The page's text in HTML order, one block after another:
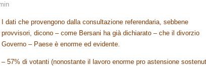
I dati che provengono dalla consultazione referendaria, sebbene
provvisori, dicono – come Bersani ha già dichiarato – che il divorzio
Governo – Paese è enorme ed evidente.
– 57% di votanti (nonostante il lavoro enorme pro astensione